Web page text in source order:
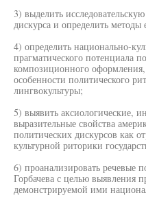
3) выделить
дискурса и определить методы
4) определить национально-
прагматического потенциала
композиционного
особенности политического
лингвокультуры;
5) выявить аксиологические,
выразительные свойства
политических дискурсов как
культурной риторики
6) проанализировать речевые
Горбачева с целью выявления
демонстрируемой ими